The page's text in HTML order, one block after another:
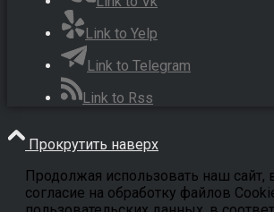
Link to Yelp
Link to Telegram
Link to Rss
Прокрутить наверх
Продолжая использовать наш сайт,
согласие на обработку файлов